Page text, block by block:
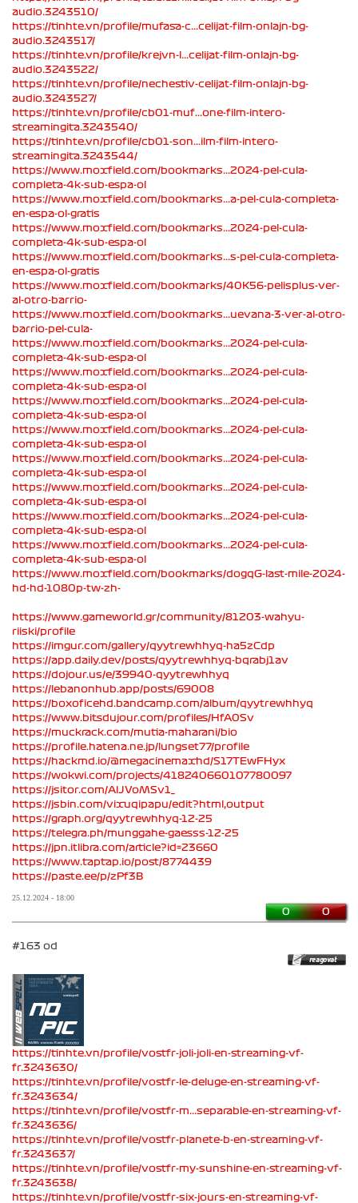
audio.3243510/
https://tinhte.vn/profile/mufasa-c...celijat-film-onlajn-bg-
audio.3243517/
https://tinhte.vn/profile/krejvn-l...celijat-film-onlajn-bg-
audio.3243522/
https://tinhte.vn/profile/nechestiv-celijat-film-onlajn-bg-
audio.3243527/
https://tinhte.vn/profile/cb01-muf...one-film-intero-
streamingita.3243540/
https://tinhte.vn/profile/cb01-son...ilm-film-intero-
streamingita.3243544/
https://www.moxfield.com/bookmarks...2024-pel-cula-
completa-4k-sub-espa-ol
https://www.moxfield.com/bookmarks...a-pel-cula-completa-
en-espa-ol-gratis
https://www.moxfield.com/bookmarks...2024-pel-cula-
completa-4k-sub-espa-ol
https://www.moxfield.com/bookmarks...s-pel-cula-completa-
en-espa-ol-gratis
https://www.moxfield.com/bookmarks/40K56-pelisplus-ver-
al-otro-barrio-
https://www.moxfield.com/bookmarks...uevana-3-ver-al-otro-
barrio-pel-cula-
https://www.moxfield.com/bookmarks...2024-pel-cula-
completa-4k-sub-espa-ol
https://www.moxfield.com/bookmarks...2024-pel-cula-
completa-4k-sub-espa-ol
https://www.moxfield.com/bookmarks...2024-pel-cula-
completa-4k-sub-espa-ol
https://www.moxfield.com/bookmarks...2024-pel-cula-
completa-4k-sub-espa-ol
https://www.moxfield.com/bookmarks...2024-pel-cula-
completa-4k-sub-espa-ol
https://www.moxfield.com/bookmarks...2024-pel-cula-
completa-4k-sub-espa-ol
https://www.moxfield.com/bookmarks...2024-pel-cula-
completa-4k-sub-espa-ol
https://www.moxfield.com/bookmarks...2024-pel-cula-
completa-4k-sub-espa-ol
https://www.moxfield.com/bookmarks/dogqG-last-mile-2024-
hd-hd-1080p-tw-zh-
https://www.gameworld.gr/community/81203-wahyu-
riiski/profile
https://imgur.com/gallery/qyytrewhhyq-ha5zCdp
https://app.daily.dev/posts/qyytrewhhyq-bqrabj1av
https://dojour.us/e/39940-qyytrewhhyq
https://lebanonhub.app/posts/69008
https://boxoficehd.bandcamp.com/album/qyytrewhhyq
https://www.bitsdujour.com/profiles/HfA0Sv
https://muckrack.com/mutia-maharani/bio
https://profile.hatena.ne.jp/lungset77/profile
https://hackmd.io/@megacinemaxhd/S17TEwFHyx
https://wokwi.com/projects/418240660107780097
https://jsitor.com/AlJVoMSv1_
https://jsbin.com/vixuqipapu/edit?html,output
https://graph.org/qyytrewhhyq-12-25
https://telegra.ph/munggahe-gaesss-12-25
https://jpn.itlibra.com/article?id=23660
https://www.taptap.io/post/8774439
https://paste.ee/p/zPf3B
25.12.2024 - 18:00
0 0
#163 od
https://tinhte.vn/profile/vostfr-joli-joli-en-streaming-vf-
fr.3243630/
https://tinhte.vn/profile/vostfr-le-deluge-en-streaming-vf-
fr.3243634/
https://tinhte.vn/profile/vostfr-m...separable-en-streaming-vf-
fr.3243636/
https://tinhte.vn/profile/vostfr-planete-b-en-streaming-vf-
fr.3243637/
https://tinhte.vn/profile/vostfr-my-sunshine-en-streaming-vf-
fr.3243638/
https://tinhte.vn/profile/vostfr-six-jours-en-streaming-vf-